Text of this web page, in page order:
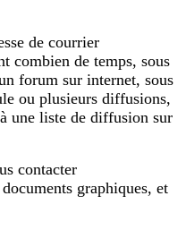
de courrier
combien de temps, sous
forum sur internet, sous
ou plusieurs diffusions,
une liste de diffusion sur
contacter
graphiques, et